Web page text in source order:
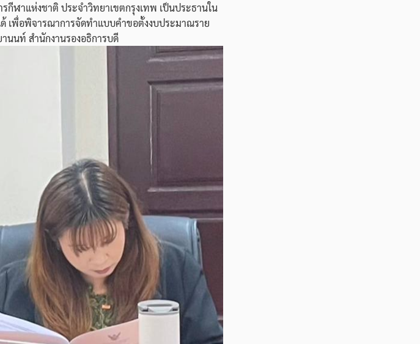
กีฬาแห่งชาติ ประจำวิทยาเขตกรุงเทพ เป็นประธานใน
เพื่อพิจารณาการจัดทำแบบคำขอตั้งงบประมาณราย
นนท์ สำนักงานรองอธิการบดี